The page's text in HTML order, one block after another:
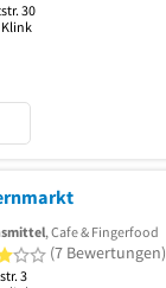
30
Klink
, Cafe & Fingerfood
3 von 5 Sternen
(7 Bewertungen)
3